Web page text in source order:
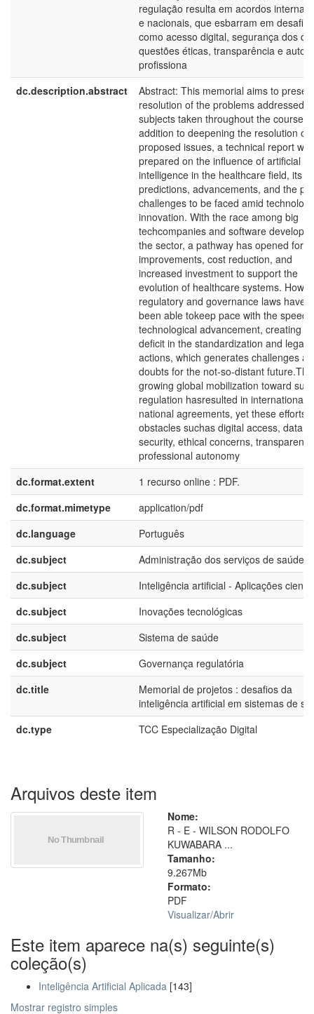
regulação resulta em acordos
e nacionais, que esbarram em desafios
como acesso digital, segurança dos
questões éticas, transparência e
profissiona
dc.description.abstract
Abstract: This memorial aims to
resolution of the problems addressed
subjects taken throughout the course.
addition to deepening the resolution of
proposed issues, a technical report
prepared on the influence of artificial
intelligence in the healthcare field, its
predictions, advancements, and the
challenges to be faced amid
innovation. With the race among big
techcompanies and software
the sector, a pathway has opened for
improvements, cost reduction, and
increased investment to support the
evolution of healthcare systems.
regulatory and governance laws have
been able tokeep pace with the speed
technological advancement, creating a
deficit in the standardization and
actions, which generates challenges
doubts for the not-so-distant future.The
growing global mobilization toward
regulation hasresulted in international
national agreements, yet these efforts
obstacles suchas digital access, data
security, ethical concerns,
professional autonomy
dc.format.extent
1 recurso online : PDF.
dc.format.mimetype
application/pdf
dc.language
Português
dc.subject
Administração dos serviços de saúde
dc.subject
Inteligência artificial - Aplicações
dc.subject
Inovações tecnológicas
dc.subject
Sistema de saúde
dc.subject
Governança regulatória
dc.title
Memorial de projetos : desafios da
inteligência artificial em sistemas de
dc.type
TCC Especialização Digital
Arquivos deste item
Nome:
R - E - WILSON RODOLFO
KUWABARA ...
Tamanho:
9.267Mb
Formato:
PDF
Visualizar/Abrir
Este item aparece na(s) seguinte(s)
coleção(s)
Inteligência Artificial Aplicada [143]
Mostrar registro simples